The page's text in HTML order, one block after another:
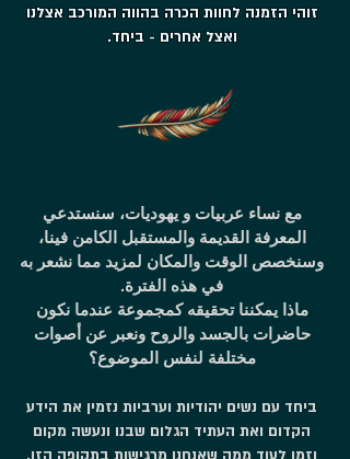
זוהי הזמנה לחוות הכרה בהווה המורכב אצלנו
ואצל אחרים - ביחד.
مع نساء عربيات و يهوديات، سنستدعي
المعرفة القديمة والمستقبل الكامن فينا،
وسنخصص الوقت والمكان لمزيد مما نشعر به
في هذه الفترة.
ماذا يمكننا تحقيقه كمجموعة عندما نكون
حاضرات بالجسد والروح ونعبر عن أصوات
مختلفة لنفس الموضوع؟
ביחד עם נשים יהודיות וערביות נזמין את הידע
הקדום ואת העתיד הגלום שבנו ונעשה מקום